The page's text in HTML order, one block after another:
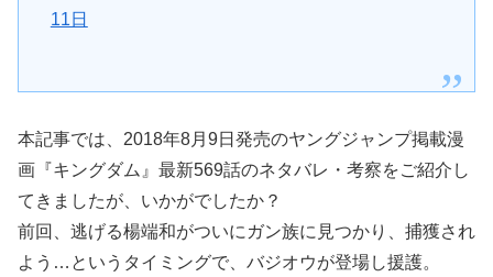
11日
本記事では、2018年8月9日発売のヤングジャンプ掲載漫
画『キングダム』最新569話のネタバレ・考察をご紹介し
てきましたが、いかがでしたか？
前回、逃げる楊端和がついにガン族に見つかり、捕獲され
よう…というタイミングで、バジオウが登場し援護。